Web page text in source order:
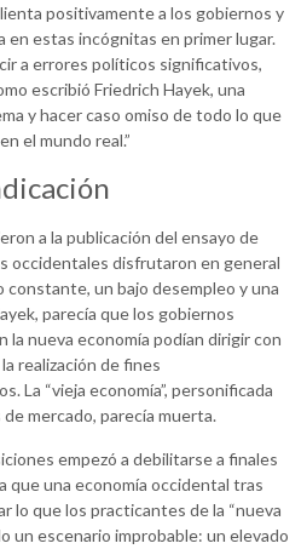
positivamente a los gobiernos y
en estas incógnitas en primer lugar.
a errores políticos significativos,
escribió Friedrich Hayek, una
y hacer caso omiso de todo lo que
el mundo real.”
a la publicación del ensayo de
occidentales disfrutaron en general
un bajo desempleo y una
parecía que los gobiernos
la nueva economía podían dirigir con
realización de fines
La “vieja economía”, personificada
mercado, parecía muerta.
empezó a debilitarse a finales
que una economía occidental tras
lo que los practicantes de la “nueva
un escenario improbable: un elevado